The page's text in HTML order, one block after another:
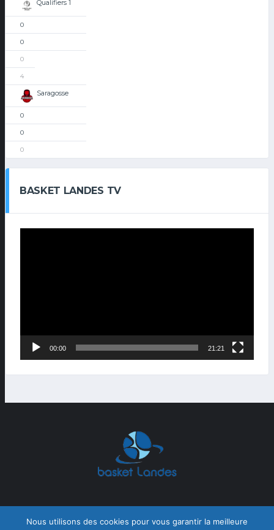
Qualifiers 1
0
0
0
4
Saragosse
0
0
0
BASKET LANDES TV
00:00 21:21
Nous utilisons des cookies pour vous garantir la meilleure